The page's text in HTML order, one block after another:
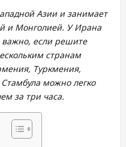
Азии и занимает
и Монголией. У Ирана
важно, если решите
странам
Туркмения,
можно легко
за три часа.